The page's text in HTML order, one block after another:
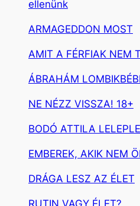
ellenünk
ARMAGEDDON MOST
AMIT A FÉRFIAK NEM
ÁBRAHÁM
NE NÉZZ VISSZA! 18+
BODÓ ATTILA
EMBEREK, AKIK NEM
DRÁGA LESZ AZ ÉLET
RUTIN VAGY ÉLET?